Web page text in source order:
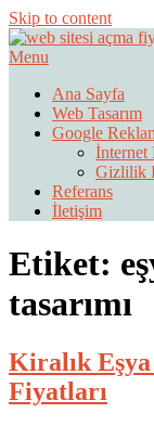
Skip to content
Web
Fiyatları
Menu
Ana Sayfa
Web Tasarım
Google
İnternet
Gizlilik
Referans
İletişim
Etiket:
tasarımı
Kiralık Eşya
Fiyatları